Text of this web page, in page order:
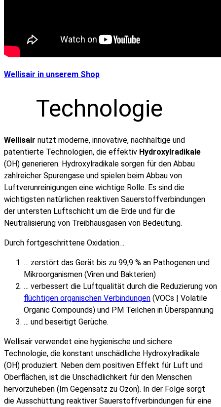
Wellisair in unserem Shop
Technologie
Wellisair nutzt moderne, innovative, nachhaltige und
patentierte Technologien, die effektiv Hydroxylradikale
(OH) generieren. Hydroxylradikale sorgen für den Abbau
zahlreicher Spurengase und spielen beim Abbau von
Luftverunreinigungen eine wichtige Rolle. Es sind die
wichtigsten natürlichen reaktiven Sauerstoffverbindungen
der untersten Luftschicht um die Erde und für die
Neutralisierung von Treibhausgasen von Bedeutung.
Durch fortgeschrittene Oxidation…
… zerstört das Gerät bis zu 99,9 % an Pathogenen und
Mikroorganismen (Viren und Bakterien)
… verbessert die Luftqualität durch die Reduzierung von
flüchtigen organischen Verbindungen (VOCs | Volatile
Organic Compounds) und PM Teilchen in Überspannung
… und beseitigt Gerüche.
Wellisair verwendet eine hygienische und sichere
Technologie, die konstant unschädliche Hydroxylradikale
(OH) produziert. Neben dem positiven Effekt für Luft und
Oberflächen, ist die Unschädlichkeit für den Menschen
hervorzuheben (Im Gegensatz zu Ozon). In der Folge sorgt
die Ausschüttung reaktiver Sauerstoffverbindungen für eine